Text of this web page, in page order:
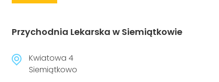
Przychodnia Lekarska w Siemiątkowie
Kwiatowa 4
Siemiątkowo